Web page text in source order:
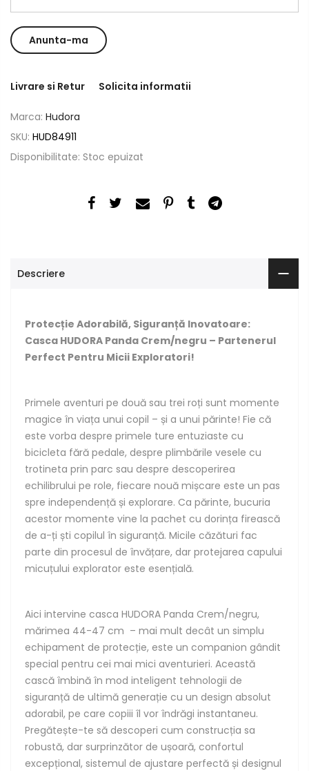
Livrare si Retur Solicita informatii
Marca: Hudora
SKU: HUD84911
Disponibilitate: Stoc epuizat
Descriere
Protecție Adorabilă, Siguranță Inovatoare:
Casca HUDORA Panda Crem/negru – Partenerul
Perfect Pentru Micii Exploratori!
Primele aventuri pe două sau trei roți sunt momente
magice în viața unui copil – și a unui părinte! Fie că
este vorba despre primele ture entuziaste cu
bicicleta fără pedale, despre plimbările vesele cu
trotineta prin parc sau despre descoperirea
echilibrului pe role, fiecare nouă mișcare este un pas
spre independență și explorare. Ca părinte, bucuria
acestor momente vine la pachet cu dorința firească
de a-ți ști copilul în siguranță. Micile căzături fac
parte din procesul de învățare, dar protejarea capului
micuțului explorator este esențială.
Aici intervine casca HUDORA Panda Crem/negru,
mărimea 44-47 cm – mai mult decât un simplu
echipament de protecție, este un companion gândit
special pentru cei mai mici aventurieri. Această
cască îmbină în mod inteligent tehnologii de
siguranță de ultimă generație cu un design absolut
adorabil, pe care copiii îl vor îndrăgi instantaneu.
Pregătește-te să descoperi cum construcția sa
robustă, dar surprinzător de ușoară, confortul
excepțional, sistemul de ajustare perfectă și designul